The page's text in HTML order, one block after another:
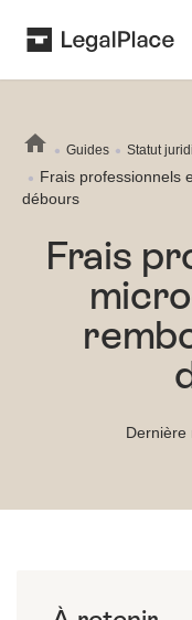
Guides Statut
Frais professionnels
débours
Frais
Dernière